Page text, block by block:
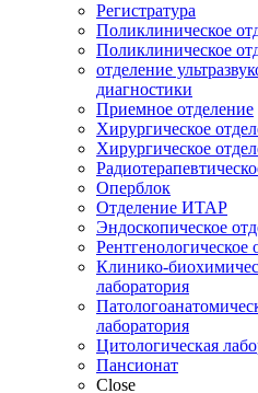
Регистратура
Поликлиническое
Поликлиническое
отделение
диагностики
Приемное отделение
Хирургическое
Хирургическое
Оперблок
Отделение ИТАР
Эндоскопическое
Рентгенологическое
Клинико-
лаборатория
лаборатория
Цитологическая
Пансионат
Close